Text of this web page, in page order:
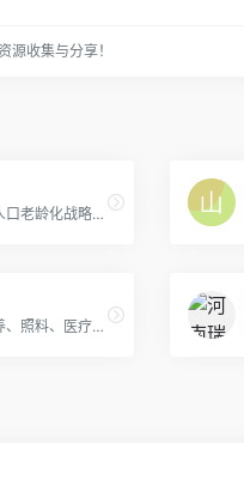
源收集与分享！
为了全面贯彻落实国家积极应对人口老龄化战略破解群众在养老问题上的“急难愁盼”大连市康养产业集团有限公司应运而生
黑龙江奉君养老集团是一座集医养、照料、医疗、护理、康复等多项功能于一体的现代化高端养老机构，是老人生活居住、休闲娱乐、安享晚年的理想场所。